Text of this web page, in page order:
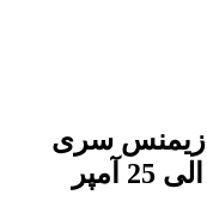
بوبین کنتاکتور 110 ولت AC زیمنس سری